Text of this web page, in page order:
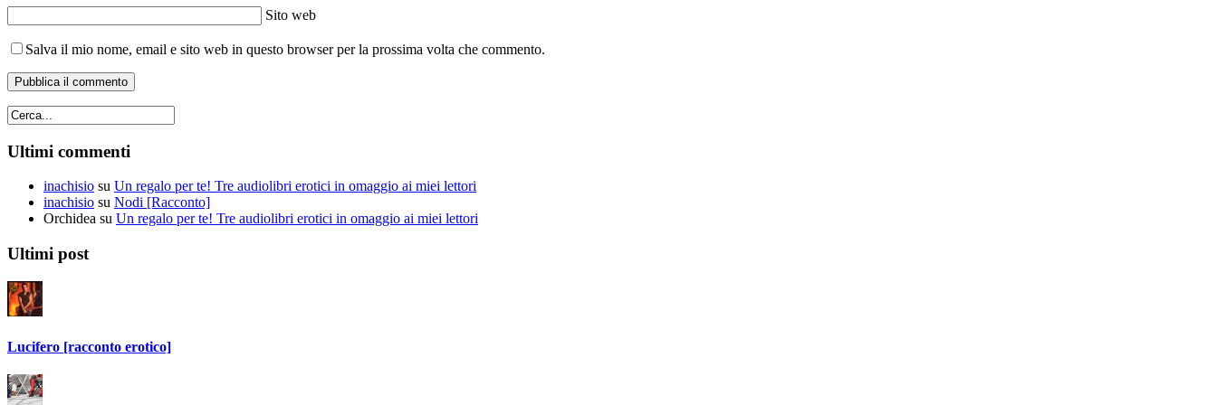
Sito web
Salva il mio nome, email e sito web in questo browser per la prossima volta che commento.
Ultimi commenti
inachisio su Un regalo per te! Tre audiolibri erotici in omaggio ai miei lettori
inachisio su Nodi [Racconto]
Orchidea su Un regalo per te! Tre audiolibri erotici in omaggio ai miei lettori
Ultimi post
Lucifero [racconto erotico]